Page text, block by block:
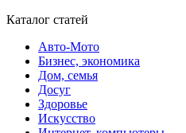
Каталог статей
Авто-Мото
Бизнес, экономика
Дом, семья
Досуг
Здоровье
Искусство